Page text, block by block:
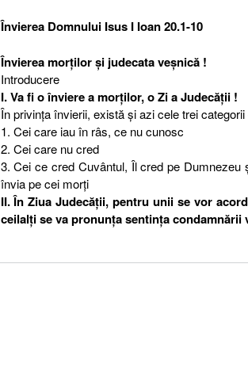
Învierea Domnului Isus I Ioan 20.1-10
Învierea morţilor şi judecata veşnică !
Introducere
I. Va fi o înviere a morţilor, o Zi a Judecăţii !
În privinţa învierii, există şi azi cele trei categorii
1. Cei care iau în râs, ce nu cunosc
2. Cei care nu cred
3. Cei ce cred Cuvântul, Îl cred pe
învia pe cei morţi
II. În Ziua Judecăţii, pentru unii se vor
ceilalţi se va pronunţa sentinţa condamnării